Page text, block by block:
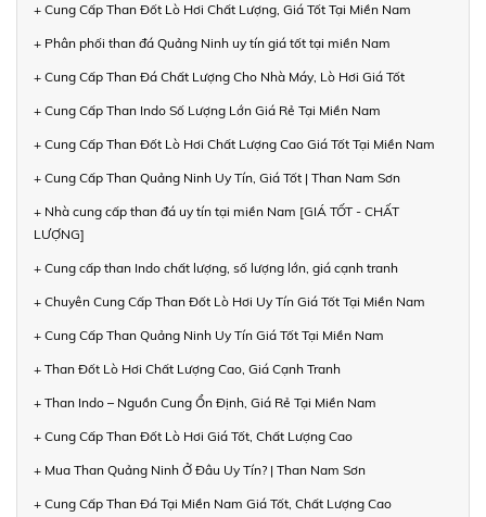
+ Cung Cấp Than Đốt Lò Hơi Chất Lượng, Giá Tốt Tại Miền Nam
+ Phân phối than đá Quảng Ninh uy tín giá tốt tại miền Nam
+ Cung Cấp Than Đá Chất Lượng Cho Nhà Máy, Lò Hơi Giá Tốt
+ Cung Cấp Than Indo Số Lượng Lớn Giá Rẻ Tại Miền Nam
+ Cung Cấp Than Đốt Lò Hơi Chất Lượng Cao Giá Tốt Tại Miền Nam
+ Cung Cấp Than Quảng Ninh Uy Tín, Giá Tốt | Than Nam Sơn
+ Nhà cung cấp than đá uy tín tại miền Nam [GIÁ TỐT - CHẤT
LƯỢNG]
+ Cung cấp than Indo chất lượng, số lượng lớn, giá cạnh tranh
+ Chuyên Cung Cấp Than Đốt Lò Hơi Uy Tín Giá Tốt Tại Miền Nam
+ Cung Cấp Than Quảng Ninh Uy Tín Giá Tốt Tại Miền Nam
+ Than Đốt Lò Hơi Chất Lượng Cao, Giá Cạnh Tranh
+ Than Indo – Nguồn Cung Ổn Định, Giá Rẻ Tại Miền Nam
+ Cung Cấp Than Đốt Lò Hơi Giá Tốt, Chất Lượng Cao
+ Mua Than Quảng Ninh Ở Đâu Uy Tín? | Than Nam Sơn
+ Cung Cấp Than Đá Tại Miền Nam Giá Tốt, Chất Lượng Cao